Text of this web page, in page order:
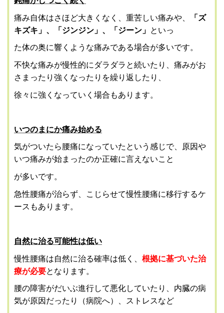
痛み自体はさほど大きくなく、重苦しい痛みや、
「ズ
キズキ」、「ジンジン」、「ジーン」 といっ
た体の奥に響くような痛みである場合が多いです。
不快な痛みが慢性的にダラダラと続いたり、痛みがお
さまったり強くなったりを繰り返した り、
徐々に強くなっていく場合もあります。
いつのまにか痛み始める
気がついたら腰痛になっていたという感じで、原因や
いつ痛みが始まったのか正確に言えないこと
が多いです。
急性腰痛が治らず、こじらせて慢性腰痛に移行するケ
ースもあります。
自然に治る可能性は低い
慢性腰痛は自然に治る確率は低く、 根拠に基づいた治
療が必要となります。
腰の障害がだいぶ進行して悪化していたり、内臓の病
気が原因だったり（病院へ）、ストレスなど